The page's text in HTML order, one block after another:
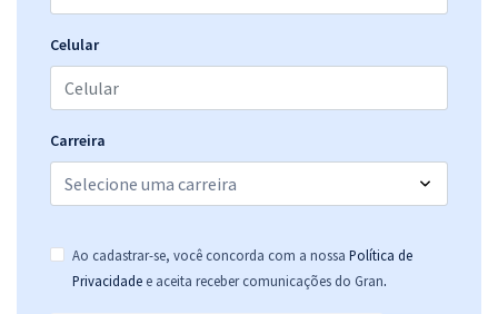
Celular
Carreira
Ao cadastrar-se, você concorda com a nossa Política de
Privacidade e aceita receber comunicações do Gran.